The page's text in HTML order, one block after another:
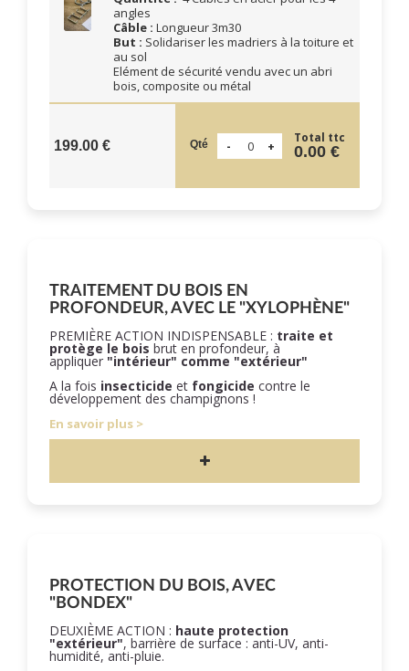
angles
Câble : Longueur 3m30
But : Solidariser les madriers à la toiture et
au sol
Elément de sécurité vendu avec un abri
bois, composite ou métal
199.00 € Qté Total ttc
0.00 €
TRAITEMENT DU BOIS EN
PROFONDEUR, AVEC LE "XYLOPHÈNE"
PREMIÈRE ACTION INDISPENSABLE : traite et
protège le bois brut en profondeur, à
appliquer "intérieur" comme "extérieur"
A la fois insecticide et fongicide contre le
développement des champignons !
En savoir plus
PROTECTION DU BOIS, AVEC
"BONDEX"
DEUXIÈME ACTION : haute protection
"extérieur", barrière de surface : anti-UV, anti-
humidité, anti-pluie.